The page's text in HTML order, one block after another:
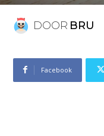
DOOR BRU
Facebook